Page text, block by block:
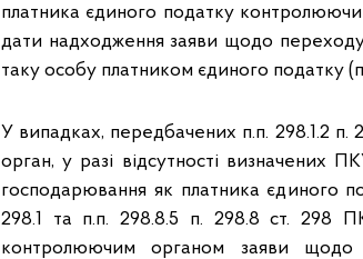
платника єдиного податку
дати надходження заяви щодо
таку особу платником єдиного податку
У випадках, передбачених п.п. 298.1.2
орган, у разі відсутності визначених
господарювання як платника єдиного
298.1 та п.п. 298.8.5 п. 298.8 ст. 298
контролюючим органом заяви щодо